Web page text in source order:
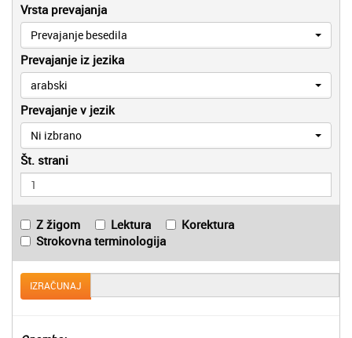
Vrsta prevajanja
Prevajanje besedila
Prevajanje iz jezika
arabski
Prevajanje v jezik
Ni izbrano
Št. strani
Z žigom Lektura
Korektura
Strokovna terminologija
IZRAČUNAJ